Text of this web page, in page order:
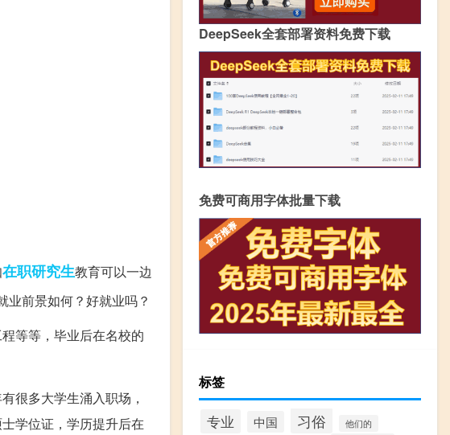
在职研究生教育可以一边
业前景如何？好就业吗？
等等，毕业后在名校的
很多大学生涌入职场，
学位证，学历提升后在
DeepSeek全套部署资料免费下载
免费可商用字体批量下载
标签
专业 中国 习俗 他们的